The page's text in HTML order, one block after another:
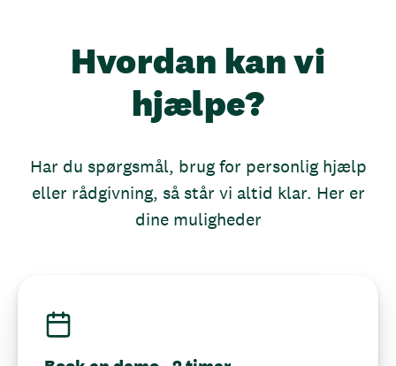
Hvordan kan vi
hjælpe?
Har du spørgsmål, brug for personlig hjælp
eller rådgivning, så står vi altid klar. Her er
dine muligheder